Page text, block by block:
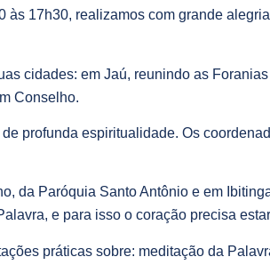
às 17h30, realizamos com grande
cidades: em Jaú, reunindo as
Conselho.
profunda espiritualidade. Os
da Paróquia Santo Antônio e em
e para isso o coração precisa
práticas sobre: meditação da